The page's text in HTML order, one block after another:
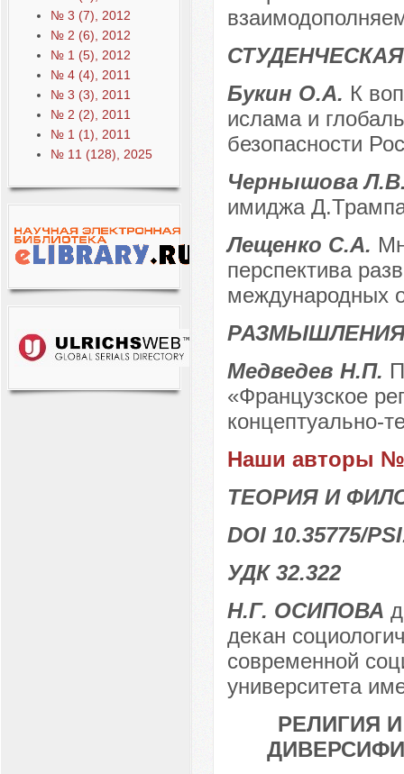
№ 3 (7), 2012
№ 2 (6), 2012
№ 1 (5), 2012
№ 4 (4), 2011
№ 3 (3), 2011
№ 2 (2), 2011
№ 1 (1), 2011
№ 11 (128), 2025
Букин О.А. К
ислама и
безопасности
Чернышова
имиджа
Лещенко С.А.
перспектива
международных
Медведев Н.П.
«Французское
концептуально-
Наши авторы №
ТЕОРИЯ И
DOI 10.35775/
УДК 32.322
Н.Г. ОСИПОВА
декан
современной
университета
РЕЛИГИЯ